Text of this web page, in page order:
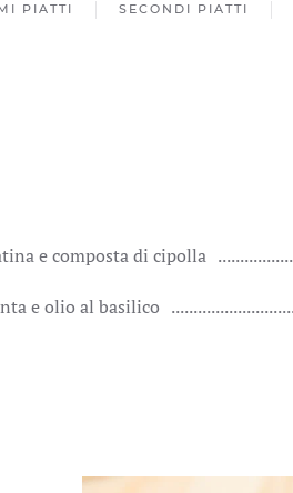
PIATTI SECONDI PIATTI
e composta di cipolla
e olio al basilico